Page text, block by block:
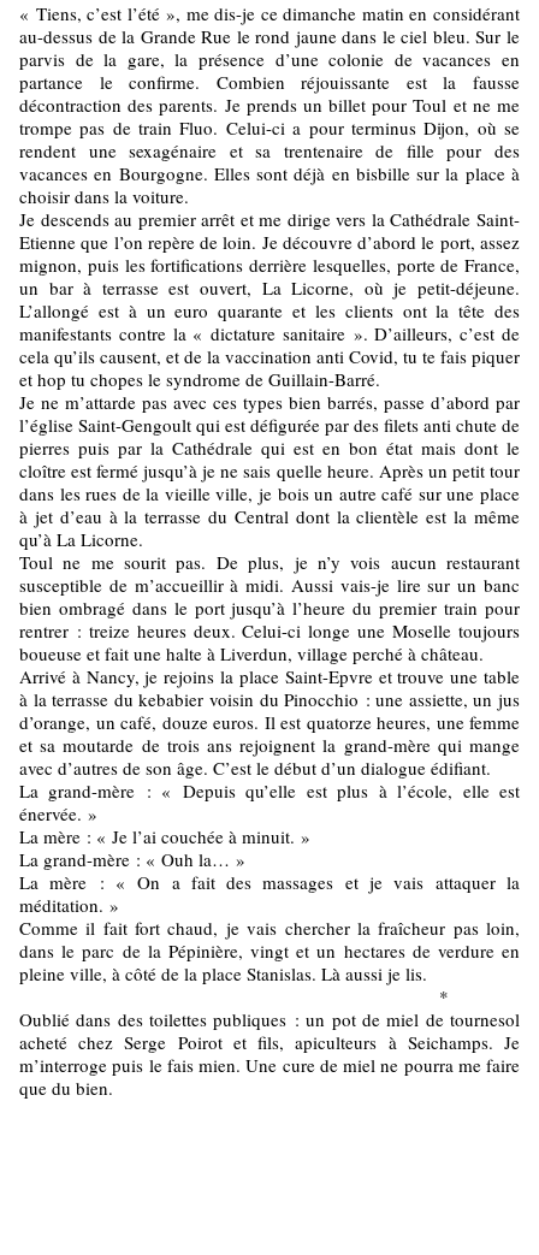
« Tiens, c’est l’été », me dis-je ce dimanche matin en considérant
au-dessus de la Grande Rue le rond jaune dans le ciel bleu. Sur le
parvis de la gare, la présence d’une colonie de vacances en
partance le confirme. Combien réjouissante est la fausse
décontraction des parents. Je prends un billet pour Toul et ne me
trompe pas de train Fluo. Celui-ci a pour terminus Dijon, où se
rendent une sexagénaire et sa trentenaire de fille pour des
vacances en Bourgogne. Elles sont déjà en bisbille sur la place à
choisir dans la voiture.
Je descends au premier arrêt et me dirige vers la Cathédrale Saint-
Etienne que l’on repère de loin. Je découvre d’abord le port, assez
mignon, puis les fortifications derrière lesquelles, porte de France,
un bar à terrasse est ouvert, La Licorne, où je petit-déjeune.
L’allongé est à un euro quarante et les clients ont la tête des
manifestants contre la « dictature sanitaire ». D’ailleurs, c’est de
cela qu’ils causent, et de la vaccination anti Covid, tu te fais piquer
et hop tu chopes le syndrome de Guillain-Barré.
Je ne m’attarde pas avec ces types bien barrés, passe d’abord par
l’église Saint-Gengoult qui est défigurée par des filets anti chute de
pierres puis par la Cathédrale qui est en bon état mais dont le
cloître est fermé jusqu’à je ne sais quelle heure. Après un petit tour
dans les rues de la vieille ville, je bois un autre café sur une place
à jet d’eau à la terrasse du Central dont la clientèle est la même
qu’à La Licorne.
Toul ne me sourit pas. De plus, je n’y vois aucun restaurant
susceptible de m’accueillir à midi. Aussi vais-je lire sur un banc
bien ombragé dans le port jusqu’à l’heure du premier train pour
rentrer : treize heures deux. Celui-ci longe une Moselle toujours
boueuse et fait une halte à Liverdun, village perché à château.
Arrivé à Nancy, je rejoins la place Saint-Epvre et trouve une table
à la terrasse du kebabier voisin du Pinocchio : une assiette, un jus
d’orange, un café, douze euros. Il est quatorze heures, une femme
et sa moutarde de trois ans rejoignent la grand-mère qui mange
avec d’autres de son âge. C’est le début d’un dialogue édifiant.
La grand-mère : « Depuis qu’elle est plus à l’école, elle est
énervée. »
La mère : « Je l’ai couchée à minuit. »
La grand-mère : « Ouh la… »
La mère : « On a fait des massages et je vais attaquer la
méditation. »
Comme il fait fort chaud, je vais chercher la fraîcheur pas loin,
dans le parc de la Pépinière, vingt et un hectares de verdure en
pleine ville, à côté de la place Stanislas. Là aussi je lis.
*
Oublié dans des toilettes publiques : un pot de miel de tournesol
acheté chez Serge Poirot et fils, apiculteurs à Seichamps. Je
m’interroge puis le fais mien. Une cure de miel ne pourra me faire
que du bien.